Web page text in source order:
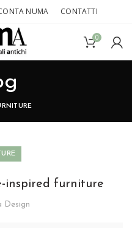
NUMA CONTATTI
0
inspired furniture
Design